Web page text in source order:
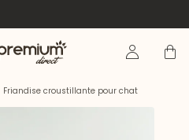
Se Panier
Friandise croustillante pour chat